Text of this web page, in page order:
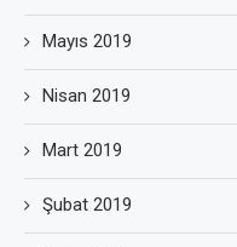
Mayıs 2019
Nisan 2019
Mart 2019
Şubat 2019